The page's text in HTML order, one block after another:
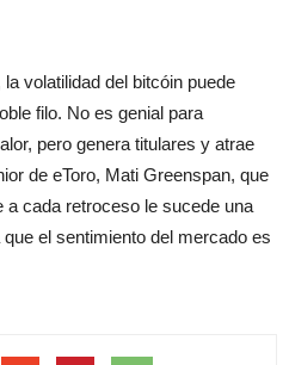
volatilidad del bitcóin puede
filo. No es genial para
pero genera titulares y atrae
de eToro, Mati Greenspan, que
a cada retroceso le sucede una
el sentimiento del mercado es